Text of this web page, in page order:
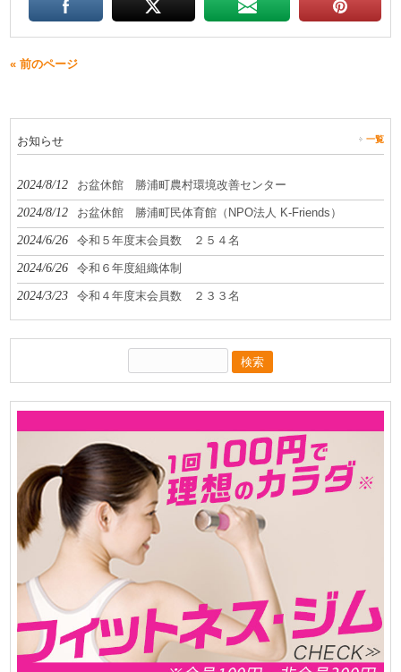
« 前のページ
お知らせ 一覧
2024/8/12 お盆休館 勝浦町農村環境改善センター
2024/8/12 お盆休館 勝浦町民体育館（NPO法人 K-Friends）
2024/6/26 令和５年度末会員数 ２５４名
2024/6/26 令和６年度組織体制
2024/3/23 令和４年度末会員数 ２３３名
索: